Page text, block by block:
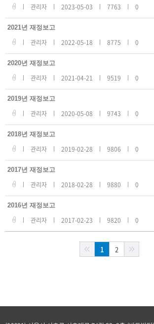
관리자 2023-05-03 7763 0
2021년 재정보고
관리자 2022-05-18 8775 0
2020년 재정보고
관리자 2021-04-21 9519 0
2019년 재정보고
관리자 2020-05-08 9743 0
2018년 재정보고
관리자 2019-02-28 9806 0
2017년 재정보고
관리자 2018-02-28 9880 0
2016년 재정보고
관리자 2017-02-23 9820 0
1 2